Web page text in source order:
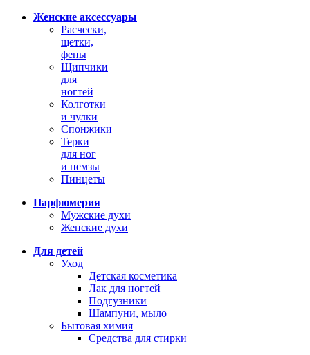
Женские аксессуары
Расчески,
щетки,
фены
Щипчики
для
ногтей
Колготки
и чулки
Спонжики
Терки
для ног
и пемзы
Пинцеты
Парфюмерия
Мужские духи
Женские духи
Для детей
Уход
Детская косметика
Лак для ногтей
Подгузники
Шампуни, мыло
Бытовая химия
Средства для стирки